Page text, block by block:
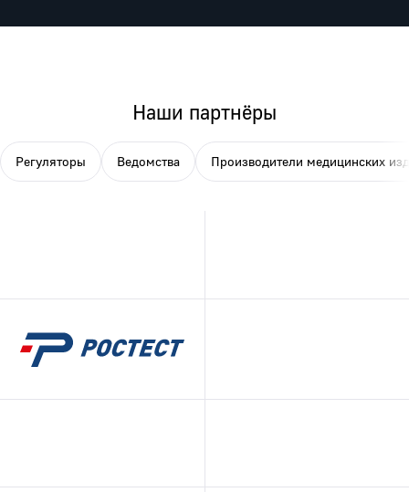
Наши партнёры
Регуляторы Ведомства Производители медицинских